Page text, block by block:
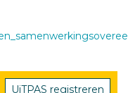
UiTPAS registreren